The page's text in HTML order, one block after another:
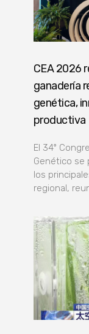
CEA 2026
ganadería
genética,
productiva
El 34º
Genético se
los
regional,